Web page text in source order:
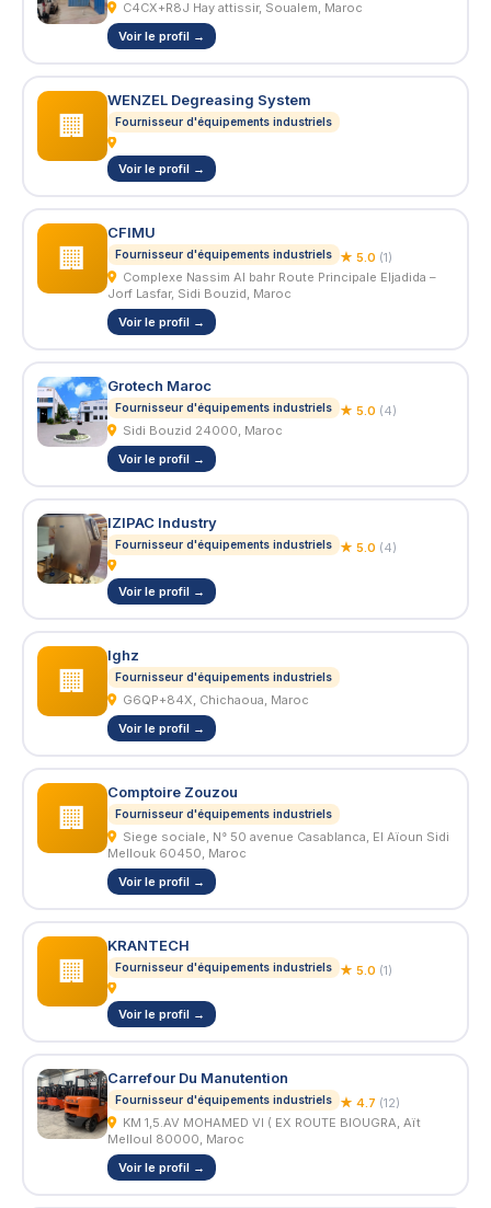
C4CX+R8J Hay attissir, Soualem, Maroc
Voir le profil →
🏢
WENZEL Degreasing System
Fournisseur d'équipements industriels
Voir le profil →
🏢
CFIMU
Fournisseur d'équipements industriels ★ 5.0 (1)
Jorf Lasfar, Sidi Bouzid, Maroc
Voir le profil →
Grotech Maroc
Fournisseur d'équipements industriels ★ 5.0 (4)
Sidi Bouzid 24000, Maroc
Voir le profil →
IZIPAC Industry
Fournisseur d'équipements industriels ★ 5.0 (4)
Voir le profil →
🏢
Ighz
Fournisseur d'équipements industriels
G6QP+84X, Chichaoua, Maroc
Voir le profil →
🏢
Comptoire Zouzou
Fournisseur d'équipements industriels
Mellouk 60450, Maroc
Voir le profil →
🏢
KRANTECH
Fournisseur d'équipements industriels ★ 5.0 (1)
Voir le profil →
Carrefour Du Manutention
Fournisseur d'équipements industriels ★ 4.7 (12)
Melloul 80000, Maroc
Voir le profil →